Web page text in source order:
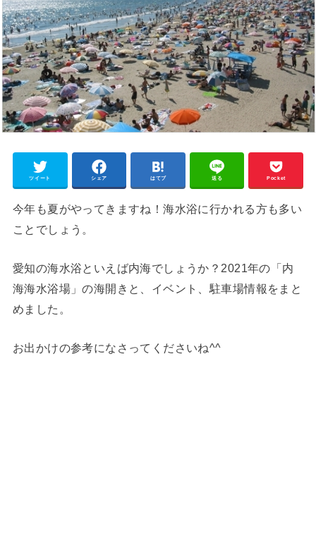
ツイート シェア はてブ 送る Pocket
今年も夏がやってきますね！海水浴に行かれる方も多い
ことでしょう。
愛知の海水浴といえば内海でしょうか？2021年の「内
海海水浴場」の海開きと、イベント、駐車場情報をまと
めました。
お出かけの参考になさってくださいね^^